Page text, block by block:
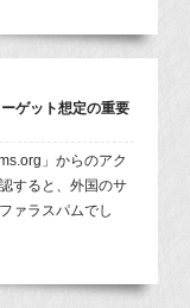
ゲット想定の重要
」からのアク
すると、外国のサ
ァラスパムでし